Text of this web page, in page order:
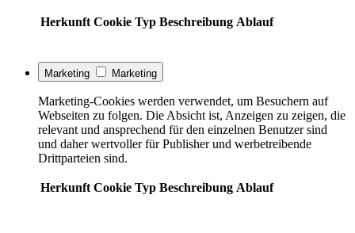
Herkunft Cookie Typ Beschreibung Ablauf
Marketing Marketing
Marketing-Cookies werden verwendet, um Besuchern auf
Webseiten zu folgen. Die Absicht ist, Anzeigen zu zeigen, die
relevant und ansprechend für den einzelnen Benutzer sind
und daher wertvoller für Publisher und werbetreibende
Drittparteien sind.
Herkunft Cookie Typ Beschreibung Ablauf